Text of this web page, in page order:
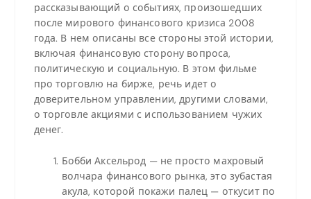
рассказывающий о событиях, произошедших
после мирового финансового кризиса 2008
года. В нем описаны все стороны этой истории,
включая финансовую сторону вопроса,
политическую и социальную. В этом фильме
про торговлю на бирже, речь идет о
доверительном управлении, другими словами,
о торговле акциями с использованием чужих
денег.
Бобби Аксельрод — не просто махровый
волчара финансового рынка, это зубастая
акула, которой покажи палец — откусит по